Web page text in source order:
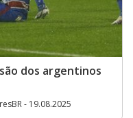
dos argentinos
- 19.08.2025